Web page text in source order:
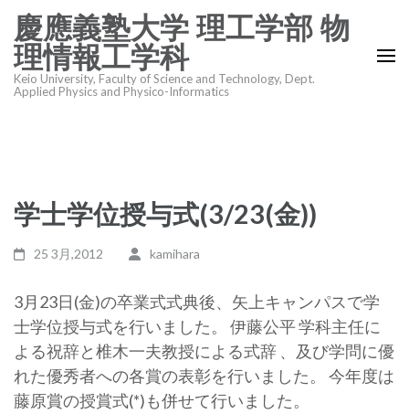
ン
テ
ン
ッ
(Enter
押
す)
慶應義塾大学 理工学部 物
理情報工学科
Keio University, Faculty of Science and Technology, Dept.
Applied Physics and Physico-Informatics
学士学位授与式(3/23(金))
25 3月,2012 kamihara
3月23日(金)の卒業式式典後、矢上キャンパスで学
士学位授与式を行いました。 伊藤公平 学科主任に
よる祝辞と椎木一夫教授による式辞 、及び学問に優
れた優秀者への各賞の表彰を行いました。 今年度は
藤原賞の授賞式(*)も併せて行いました。